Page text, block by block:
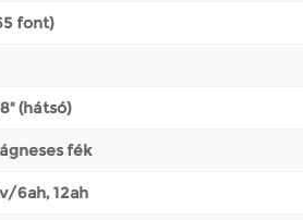
font)
(hátsó)
fék
6ah, 12ah